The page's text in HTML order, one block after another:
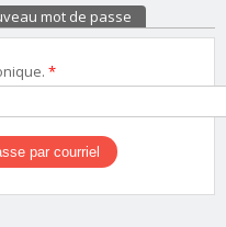
mot de passe
*